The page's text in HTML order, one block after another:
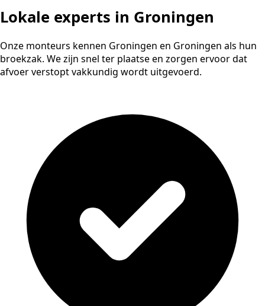
Lokale experts in Groningen
Onze monteurs kennen Groningen en Groningen als hun
broekzak. We zijn snel ter plaatse en zorgen ervoor dat
afvoer verstopt vakkundig wordt uitgevoerd.